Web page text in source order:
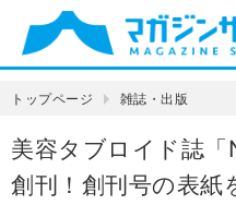
トップページ 雑誌・出版
美容タブロイド誌
創刊！創刊号の表紙